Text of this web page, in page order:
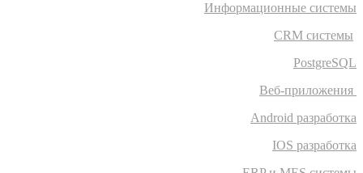
Информационные системы
CRM системы
PostgreSQL
Веб-приложения
Android разработка
IOS разработка